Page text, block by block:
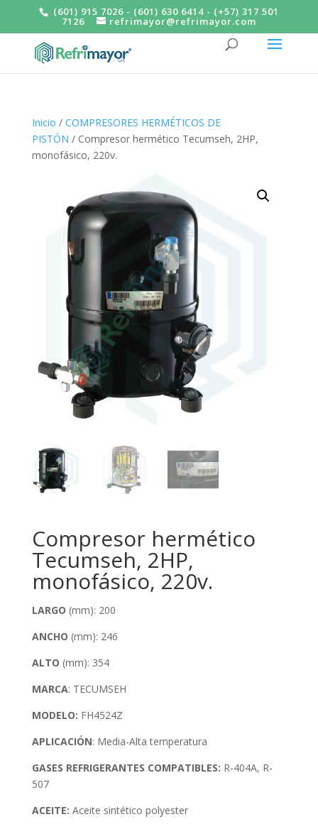
(601) 915 7026 - (601) 630 6414 - (+57) 317 501
7126 refrimayor@refrimayor.com
Inicio / COMPRESORES HERMÉTICOS DE
PISTÓN / Compresor hermético Tecumseh, 2HP,
monofásico, 220v.
Compresor hermético
Tecumseh, 2HP,
monofásico, 220v.
LARGO (mm): 200
ANCHO (mm): 246
ALTO (mm): 354
MARCA: TECUMSEH
MODELO: FH4524Z
APLICACIÓN: Media-Alta temperatura
GASES REFRIGERANTES COMPATIBLES: R-404A, R-
507
ACEITE: Aceite sintético polyester